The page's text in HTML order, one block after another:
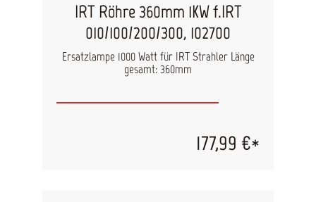
IRT Röhre 360mm 1KW f.IRT
010/100/200/300, 102700
Ersatzlampe 1000 Watt für IRT Strahler Länge
gesamt: 360mm
177,99 €*